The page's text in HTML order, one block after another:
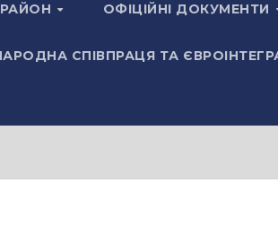
ОФІЦІЙНІ ДОКУМЕНТИ
СПІВПРАЦЯ ТА